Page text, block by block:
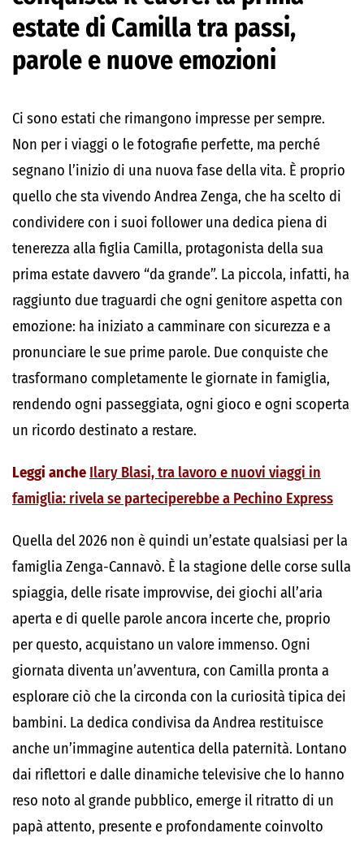
estate di Camilla tra passi,
parole e nuove emozioni
Ci sono estati che rimangono impresse per sempre.
Non per i viaggi o le fotografie perfette, ma perché
segnano l’inizio di una nuova fase della vita. È proprio
quello che sta vivendo Andrea Zenga, che ha scelto di
condividere con i suoi follower una dedica piena di
tenerezza alla figlia Camilla, protagonista della sua
prima estate davvero “da grande”. La piccola, infatti, ha
raggiunto due traguardi che ogni genitore aspetta con
emozione: ha iniziato a camminare con sicurezza e a
pronunciare le sue prime parole. Due conquiste che
trasformano completamente le giornate in famiglia,
rendendo ogni passeggiata, ogni gioco e ogni scoperta
un ricordo destinato a restare.
Leggi anche Ilary Blasi, tra lavoro e nuovi viaggi in
famiglia: rivela se parteciperebbe a Pechino Express
Quella del 2026 non è quindi un’estate qualsiasi per la
famiglia Zenga-Cannavò. È la stagione delle corse sulla
spiaggia, delle risate improvvise, dei giochi all’aria
aperta e di quelle parole ancora incerte che, proprio
per questo, acquistano un valore immenso. Ogni
giornata diventa un’avventura, con Camilla pronta a
esplorare ciò che la circonda con la curiosità tipica dei
bambini. La dedica condivisa da Andrea restituisce
anche un’immagine autentica della paternità. Lontano
dai riflettori e dalle dinamiche televisive che lo hanno
reso noto al grande pubblico, emerge il ritratto di un
papà attento, presente e profondamente coinvolto